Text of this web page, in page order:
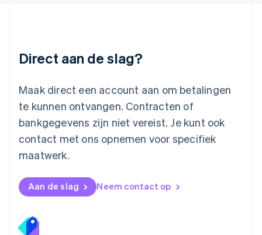
Direct aan de slag?
Maak direct een account aan om betalingen
te kunnen ontvangen. Contracten of
bankgegevens zijn niet vereist. Je kunt ook
contact met ons opnemen voor specifiek
maatwerk.
Aan de slag Neem contact op
Mexico
Español English
NederlandsEnglish
Nieuw-Zeeland
English
Noorwegen
English
DeutschEnglish
English
Portugal
Roemenië
English